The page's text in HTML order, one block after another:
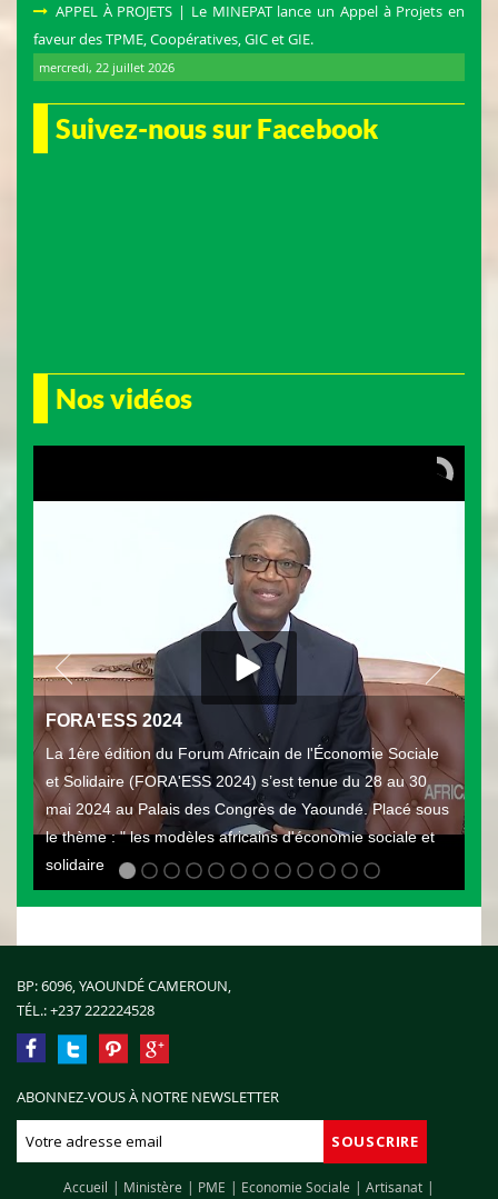
APPEL À PROJETS | Le MINEPAT lance un Appel à Projets en
faveur des TPME, Coopératives, GIC et GIE.
mercredi, 22 juillet 2026
Suivez-nous sur Facebook
Nos vidéos
FORA'ESS 2024
La 1ère édition du Forum Africain de l'Économie Sociale
et Solidaire (FORA'ESS 2024) s’est tenue du 28 au 30
mai 2024 au Palais des Congrès de Yaoundé. Placé sous
le thème : " les modèles africains d'économie sociale et
solidaire
BP: 6096, YAOUNDÉ CAMEROUN,
TÉL.:+237 222224528
ABONNEZ-VOUS À NOTRE NEWSLETTER
Accueil Ministère PME Economie Sociale Artisanat